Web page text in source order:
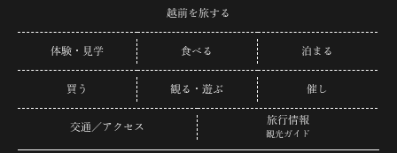
越前を旅する
体験・見学 食べる 泊まる
買う 観る・遊ぶ 催し
交通／アクセス
旅行情報
観光ガイド